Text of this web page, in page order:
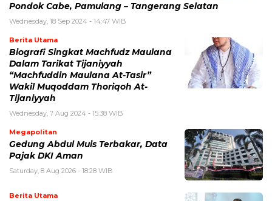
Pondok Cabe, Pamulang – Tangerang Selatan
Wednesday, 18 Sep 2024 - 14:47 WIB
Berita Utama
Biografi Singkat Machfudz Maulana
Dalam Tarikat Tijaniyyah
“Machfuddin Maulana At-Tasir”
Wakil Muqoddam Thoriqoh At-
Tijaniyyah
Wednesday, 7 Aug 2024 - 15:38 WIB
Megapolitan
Gedung Abdul Muis Terbakar, Data
Pajak DKI Aman
Saturday, 8 Aug 2026 - 18:28 WIB
Berita Utama